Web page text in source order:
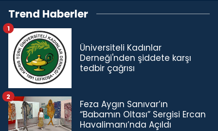
Trend Haberler
Üniversiteli Kadınlar
Derneği'nden şiddete karşı
tedbir çağrısı
1
Feza Aygın Sanıvar’ın
“Babamın Oltası” Sergisi Ercan
Havalimanı’nda Açıldı
2